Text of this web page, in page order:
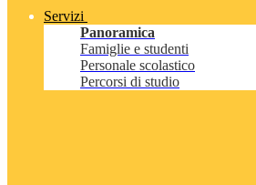
Servizi
Panoramica
Famiglie e studenti
Personale scolastico
Percorsi di studio